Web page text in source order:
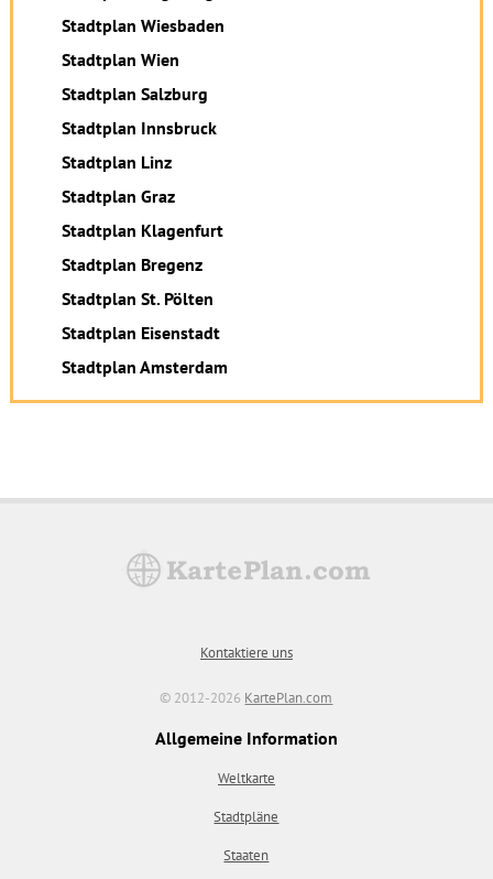
Stadtplan Wiesbaden
Stadtplan Wien
Stadtplan Salzburg
Stadtplan Innsbruck
Stadtplan Linz
Stadtplan Graz
Stadtplan Klagenfurt
Stadtplan Bregenz
Stadtplan St. Pölten
Stadtplan Eisenstadt
Stadtplan Amsterdam
Kontaktiere uns
© 2012-2026 KartePlan.com
Allgemeine Information
Weltkarte
Stadtpläne
Staaten